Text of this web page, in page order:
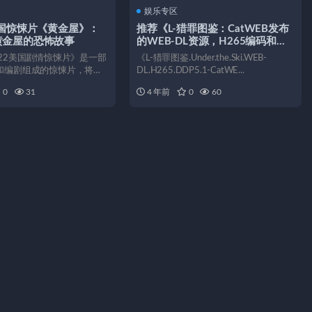
惊悚片《黄金屋》：
屋的恐怖故事
美国剧情惊悚片》是一部
编剧组成的惊悚片，将于
0
31
娱乐专区
推荐《L-猎罪图鉴：CatWEB发布
的WEB-DL资源，H265编码和
DDP5.1音轨，在AliyunDrive上观
看》
《L-猎罪图鉴.Under.the.Ski.WEB-
DL.H265.DDP5.1-CatWE...
4 年前 0 60